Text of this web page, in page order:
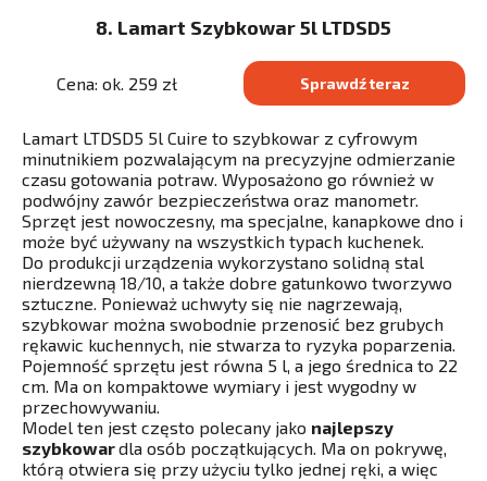
8. Lamart Szybkowar 5l LTDSD5
Cena: ok. 259 zł Sprawdź teraz
Lamart LTDSD5 5l Cuire to szybkowar z cyfrowym
minutnikiem pozwalającym na precyzyjne odmierzanie
czasu gotowania potraw. Wyposażono go również w
podwójny zawór bezpieczeństwa oraz manometr.
Sprzęt jest nowoczesny, ma specjalne, kanapkowe dno i
może być używany na wszystkich typach kuchenek.
Do produkcji urządzenia wykorzystano solidną stal
nierdzewną 18/10, a także dobre gatunkowo tworzywo
sztuczne. Ponieważ uchwyty się nie nagrzewają,
szybkowar można swobodnie przenosić bez grubych
rękawic kuchennych, nie stwarza to ryzyka poparzenia.
Pojemność sprzętu jest równa 5 l, a jego średnica to 22
cm. Ma on kompaktowe wymiary i jest wygodny w
przechowywaniu.
Model ten jest często polecany jako najlepszy
szybkowardla osób początkujących. Ma on pokrywę,
którą otwiera się przy użyciu tylko jednej ręki, a więc